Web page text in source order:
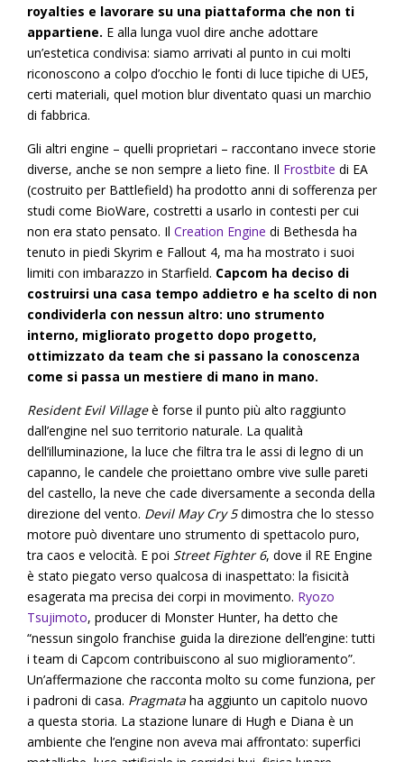
royalties e lavorare su una piattaforma che non ti
appartiene. E alla lunga vuol dire anche adottare
un’estetica condivisa: siamo arrivati al punto in cui molti
riconoscono a colpo d’occhio le fonti di luce tipiche di UE5,
certi materiali, quel motion blur diventato quasi un marchio
di fabbrica.
Gli altri engine – quelli proprietari – raccontano invece storie
diverse, anche se non sempre a lieto fine. Il Frostbite di EA
(costruito per Battlefield) ha prodotto anni di sofferenza per
studi come BioWare, costretti a usarlo in contesti per cui
non era stato pensato. Il Creation Engine di Bethesda ha
tenuto in piedi Skyrim e Fallout 4, ma ha mostrato i suoi
limiti con imbarazzo in Starfield. Capcom ha deciso di
costruirsi una casa tempo addietro e ha scelto di non
condividerla con nessun altro: uno strumento
interno, migliorato progetto dopo progetto,
ottimizzato da team che si passano la conoscenza
come si passa un mestiere di mano in mano.
Resident Evil Villageè forse il punto più alto raggiunto
dall’engine nel suo territorio naturale. La qualità
dell’illuminazione, la luce che filtra tra le assi di legno di un
capanno, le candele che proiettano ombre vive sulle pareti
del castello, la neve che cade diversamente a seconda della
direzione del vento. Devil May Cry 5dimostra che lo stesso
motore può diventare uno strumento di spettacolo puro,
tra caos e velocità. E poi Street Fighter 6, dove il RE Engine
è stato piegato verso qualcosa di inaspettato: la fisicità
esagerata ma precisa dei corpi in movimento. Ryozo
Tsujimoto, producer di Monster Hunter, ha detto che
“nessun singolo franchise guida la direzione dell’engine: tutti
i team di Capcom contribuiscono al suo miglioramento”.
Un’affermazione che racconta molto su come funziona, per
i padroni di casa. Pragmata ha aggiunto un capitolo nuovo
a questa storia. La stazione lunare di Hugh e Diana è un
ambiente che l’engine non aveva mai affrontato: superfici